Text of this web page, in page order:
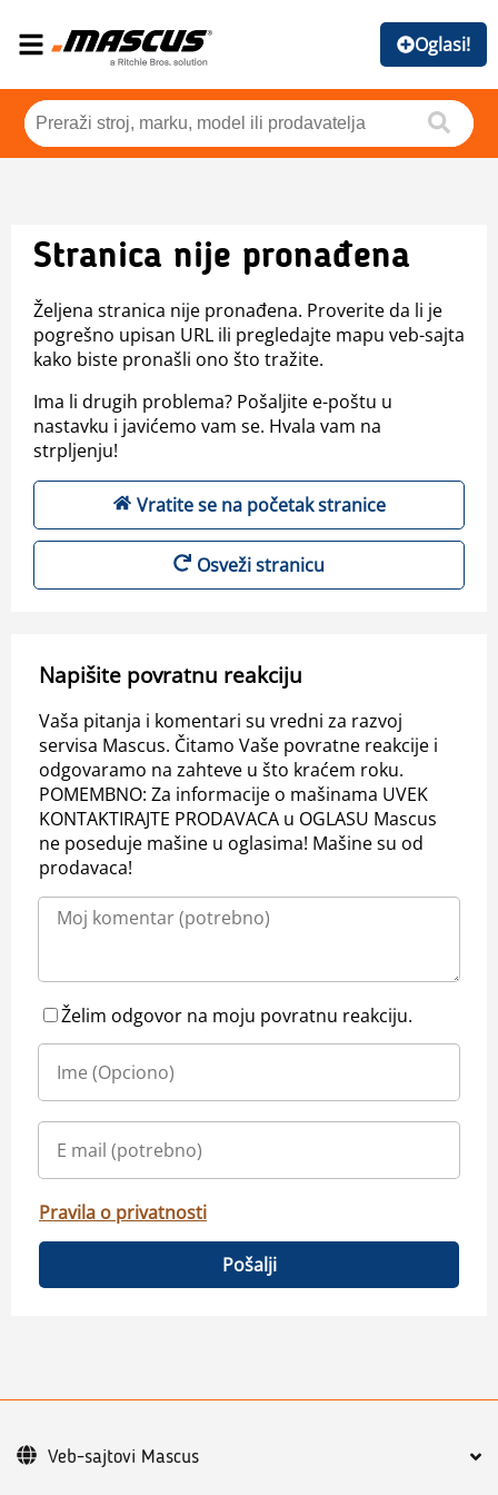
Oglasi!
Stranica nije pronađena
Željena stranica nije pronađena. Proverite da li je
pogrešno upisan URL ili pregledajte mapu veb-sajta
kako biste pronašli ono što tražite.
Ima li drugih problema? Pošaljite e-poštu u
nastavku i javićemo vam se. Hvala vam na
strpljenju!
Vratite se na početak stranice
Osveži stranicu
Napišite povratnu reakciju
Vaša pitanja i komentari su vredni za razvoj
servisa Mascus. Čitamo Vaše povratne reakcije i
odgovaramo na zahteve u što kraćem roku.
POMEMBNO: Za informacije o mašinama UVEK
KONTAKTIRAJTE PRODAVACA u OGLASU Mascus
ne poseduje mašine u oglasima! Mašine su od
prodavaca!
Želim odgovor na moju povratnu reakciju.
Pravila o privatnosti
Pošalji
Veb-sajtovi Mascus